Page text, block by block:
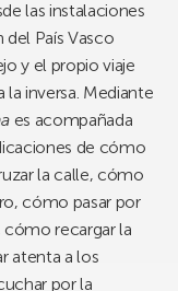
las instalaciones
País Vasco
y el propio viaje
la inversa. Mediante
es acompañada
de cómo
la calle, cómo
cómo pasar por
recargar la
atenta a los
por la